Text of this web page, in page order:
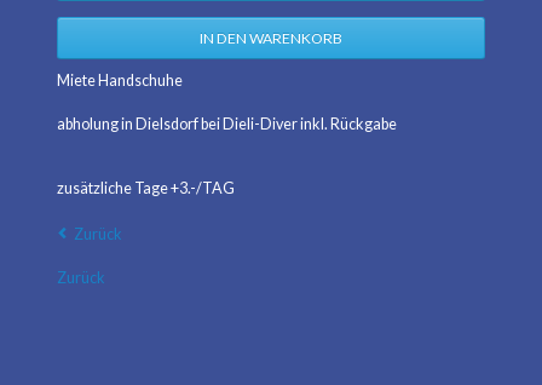
Miete Handschuhe
abholung in Dielsdorf bei Dieli-Diver inkl. Rückgabe
zusätzliche Tage +3.-/TAG
Zurück
Zurück